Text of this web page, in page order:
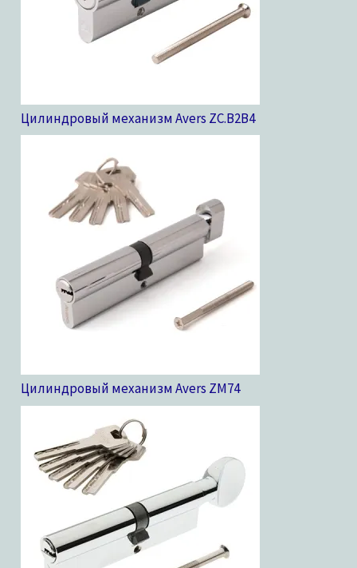
Цилиндровый механизм Avers ZC.B2B4
Цилиндровый механизм Avers ZM74